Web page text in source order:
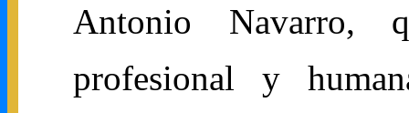
Antonio Navarro,
profesional y